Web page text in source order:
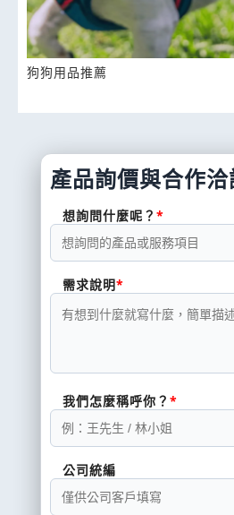
狗狗用品推薦
產品詢價與合作洽
想詢問什麼呢？
需求說明
我們怎麼稱呼你？
公司統編